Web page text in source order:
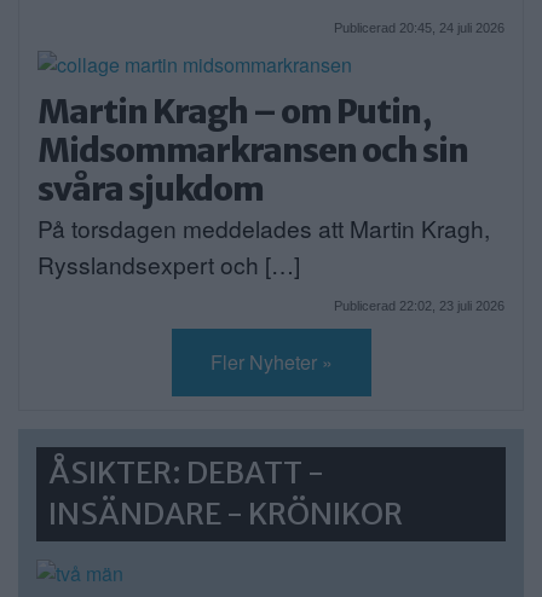
Publicerad 20:45, 24 juli 2026
Martin Kragh – om Putin,
Midsommarkransen och sin
svåra sjukdom
På torsdagen meddelades att Martin Kragh,
Rysslandsexpert och […]
Publicerad 22:02, 23 juli 2026
Fler Nyheter »
ÅSIKTER: DEBATT -
INSÄNDARE - KRÖNIKOR